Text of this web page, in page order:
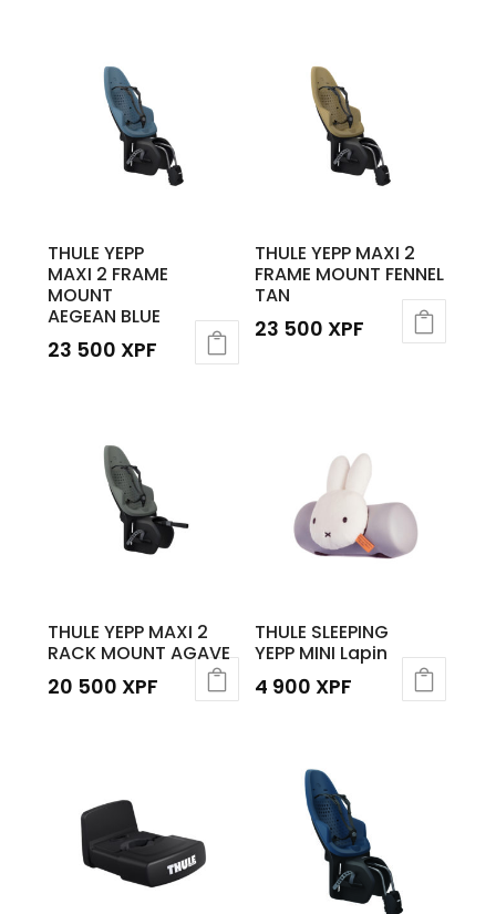
THULE YEPP
MAXI 2 FRAME
MOUNT
AEGEAN BLUE
23 500 XPF
THULE YEPP MAXI 2
FRAME MOUNT FENNEL
TAN
23 500 XPF
THULE YEPP MAXI 2
RACK MOUNT AGAVE
20 500 XPF
THULE SLEEPING
YEPP MINI Lapin
4 900 XPF